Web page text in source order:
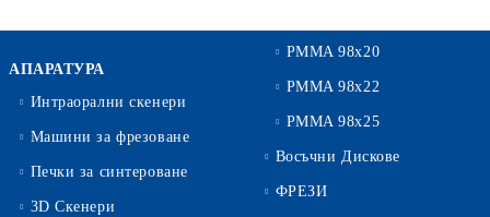
АПАРАТУРА
Интраорални скенери
Машини за фрезоване
Печки за синтероване
3D Скенери
PMMA 98x20
PMMA 98x22
PMMA 98x25
Восъчни Дискове
ФРЕЗИ